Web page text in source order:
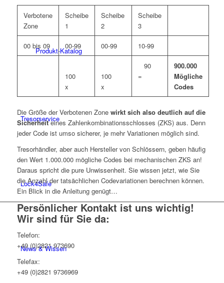
Produkt-Katalog
Tresorservice
Lock4Safe
News & Wissen
Verbotene
Zone
Scheibe
1
Scheibe
2
Scheibe
3
00 bis 09 00-99 00-99 10-99
100
x
100
x
90
=
900.000
Mögliche
Codes
Die Größe der Verbotenen Zone wirkt sich also deutlich auf die
Sicherheiteines Zahlenkombinationsschlosses (ZKS) aus. Denn
jeder Code ist umso sicherer, je mehr Variationen möglich sind.
Tresorhändler, aber auch Hersteller von Schlössern, geben häufig
den Wert 1.000.000 mögliche Codes bei mechanischen ZKS an!
Daraus spricht die pure Unwissenheit. Sie wissen jetzt, wie Sie
die Anzahl der tatsächlichen Codevariationen berechnen können.
Ein Blick in die Anleitung genügt…
Persönlicher Kontakt ist uns wichtig!
Wir sind für Sie da:
Telefon:
+49 (0)2821 973690
Telefax:
+49 (0)2821 9736969